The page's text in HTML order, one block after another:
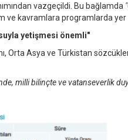
vazgeçildi. Bu bağlamda
ve kavramlara programlarda yer
yetişmesi önemli"
Orta Asya ve Türkistan
milli bilinçte ve vatanseverlik